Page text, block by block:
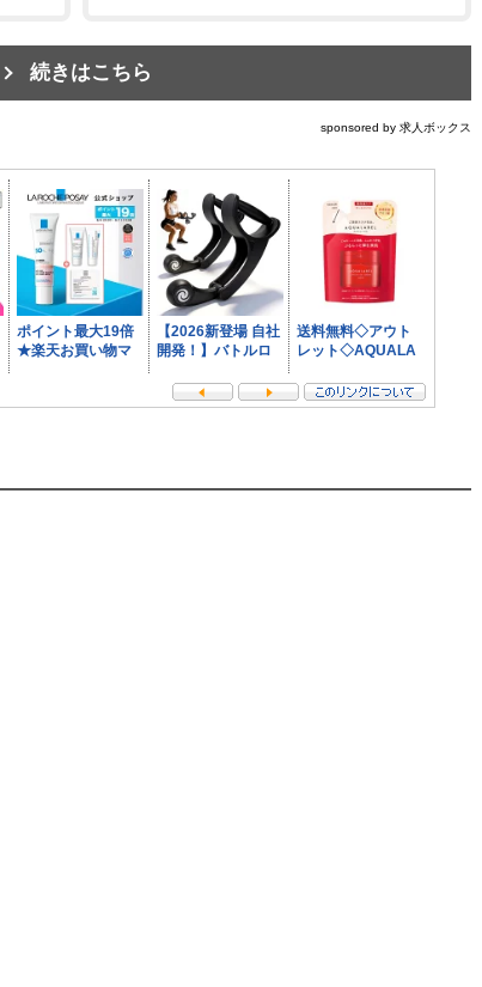
続きはこちら
sponsored by 求人ボックス